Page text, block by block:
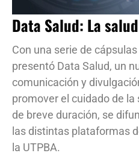
Data Salud: La
Con una serie de
presentó Data Salud, un
comunicación y
promover el cuidado de la
de breve duración, se
las distintas plataformas
la UTPBA.